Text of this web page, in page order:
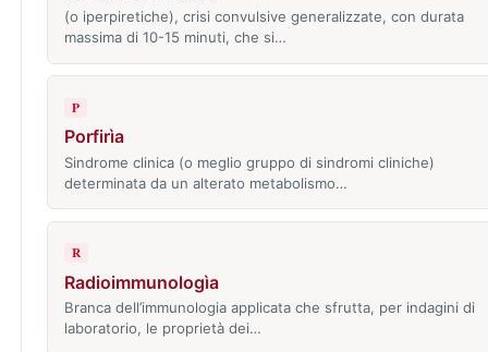
(o iperpiretiche), crisi convulsive generalizzate, con durata
massima di 10-15 minuti, che si…
P
Porfirìa
Sindrome clinica (o meglio gruppo di sindromi cliniche)
determinata da un alterato metabolismo…
R
Radioimmunologìa
Branca dell’immunologia applicata che sfrutta, per indagini di
laboratorio, le proprietà dei…